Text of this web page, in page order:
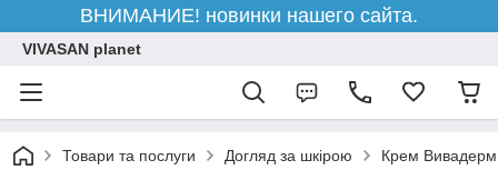
ВНИМАНИЕ! новинки нашего сайта.
VIVASAN planet
Товари та послуги Догляд за шкірою Крем